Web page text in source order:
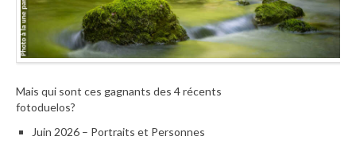
Mais qui sont ces gagnants des 4 récents
fotoduelos?
Juin 2026 – Portraits et Personnes